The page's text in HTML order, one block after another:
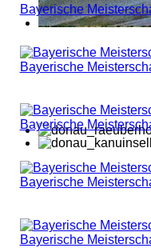
Bayerische
Bayerische
Bayerische
Bayerische
Bayerische